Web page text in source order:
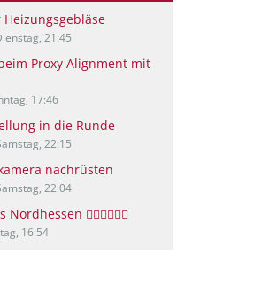
21:45
Proxy Alignment mit
17:46
in die Runde
22:15
nachrüsten
22:04
🙋🏻‍♀️🙋🏻‍♂️
16:54